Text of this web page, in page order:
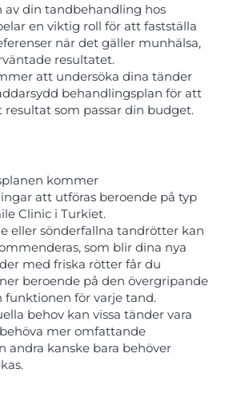
av din tandbehandling hos
en viktig roll för att fastställa
när det gäller munhälsa,
resultatet.
att undersöka dina tänder
behandlingsplan för att
som passar din budget.
kommer
att utföras beroende på typ
Clinic i Turkiet.
eller sönderfallna tandrötter kan
som blir dina nya
med friska rötter får du
beroende på den övergripande
funktionen för varje tand.
behov kan vissa tänder vara
mer omfattande
andra kanske bara behöver